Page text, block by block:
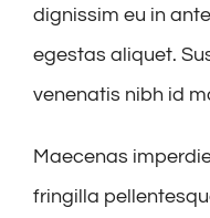
dignissim eu in
egestas aliquet.
venenatis nibh id
Maecenas
fringilla